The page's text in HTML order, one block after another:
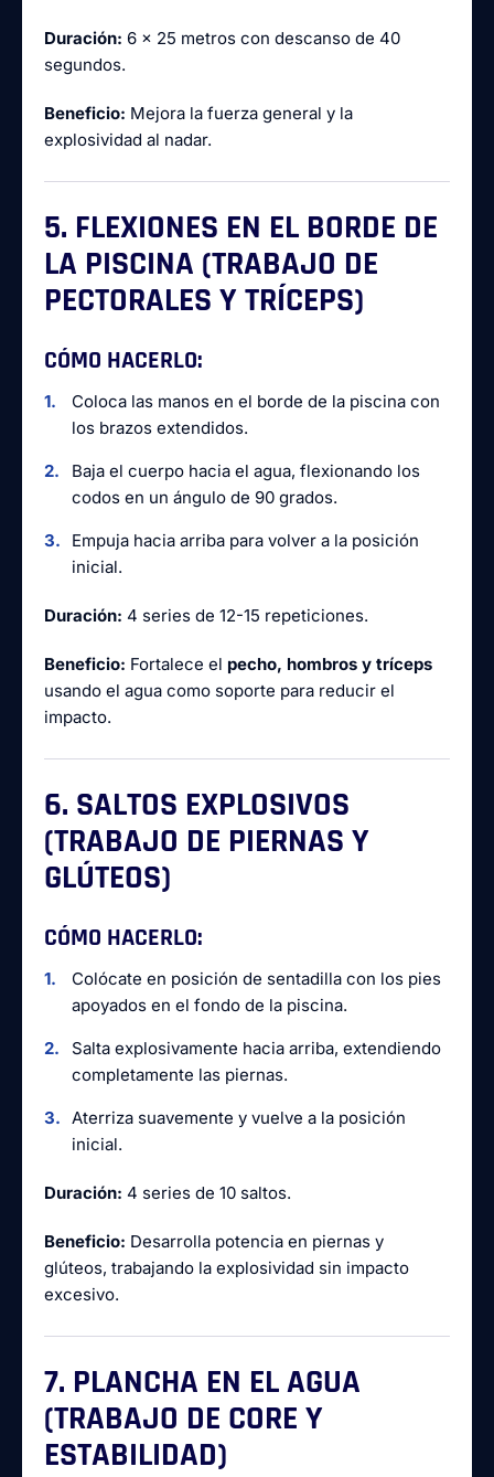
Duración: 6 x 25 metros con descanso de 40
segundos.
Beneficio: Mejora la fuerza general y la
explosividad al nadar.
5. FLEXIONES EN EL BORDE DE
LA PISCINA (TRABAJO DE
PECTORALES Y TRÍCEPS)
CÓMO HACERLO:
Coloca las manos en el borde de la piscina con
los brazos extendidos.
Baja el cuerpo hacia el agua, flexionando los
codos en un ángulo de 90 grados.
Empuja hacia arriba para volver a la posición
inicial.
Duración: 4 series de 12-15 repeticiones.
Beneficio: Fortalece el pecho, hombros y tríceps
usando el agua como soporte para reducir el
impacto.
6. SALTOS EXPLOSIVOS
(TRABAJO DE PIERNAS Y
GLÚTEOS)
CÓMO HACERLO:
Colócate en posición de sentadilla con los pies
apoyados en el fondo de la piscina.
Salta explosivamente hacia arriba, extendiendo
completamente las piernas.
Aterriza suavemente y vuelve a la posición
inicial.
Duración: 4 series de 10 saltos.
Beneficio: Desarrolla potencia en piernas y
glúteos, trabajando la explosividad sin impacto
excesivo.
7. PLANCHA EN EL AGUA
(TRABAJO DE CORE Y
ESTABILIDAD)